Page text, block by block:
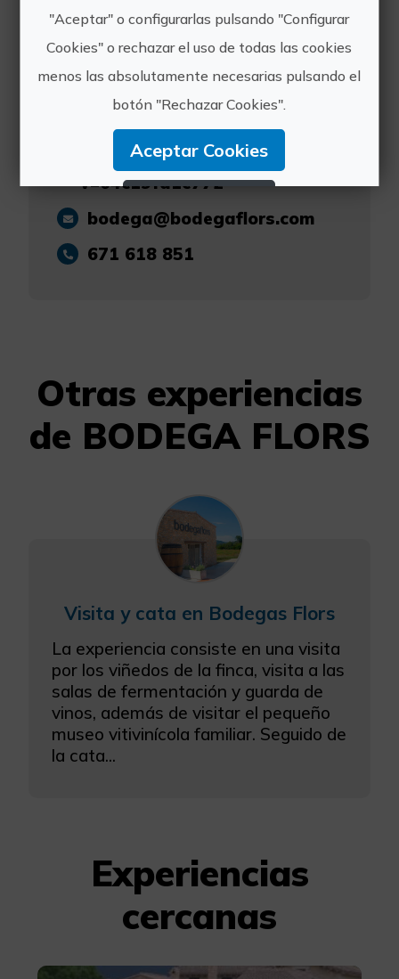
En un rincón donde el sol acaricia las
vides y el viento susurra secretos al
viñedo, emerge con fuerza uno de los
proyectos bodegueros más
destacados de la IGP Castelló,
https://www.bodegaflors.es/?
v=04c19fa1e772
bodega@bodegaflors.com
671 618 851
Otras experiencias
de BODEGA FLORS
Visita y cata en Bodegas Flors
La experiencia consiste en una visita
por los viñedos de la finca, visita a las
salas de fermentación y guarda de
vinos, además de visitar el pequeño
museo vitivinícola familiar. Seguido de
la cata...
Experiencias
cercanas
"Aceptar" o configurarlas pulsando "Configurar
Cookies" o rechazar el uso de todas las cookies
menos las absolutamente necesarias pulsando el
botón "Rechazar Cookies".
Aceptar Cookies